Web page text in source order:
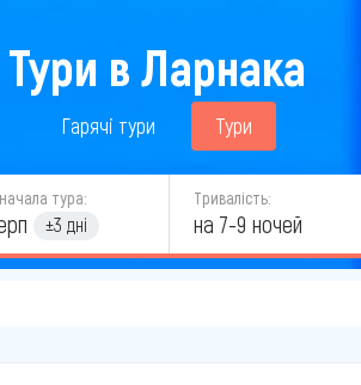
Тури в Ларнака
Гарячі тури Тури
тура:
±3 дні
Тривалість:
на 7-9 ночей